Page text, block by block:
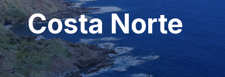
Costa Norte